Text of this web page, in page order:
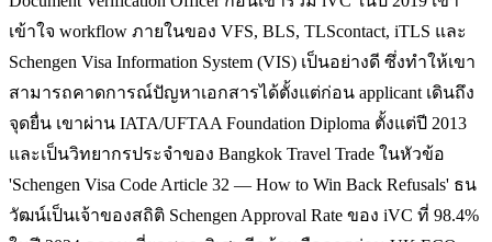
เข้าใจ workflow ภายในของ VFS, BLS, TLScontact, iTLS และ
Schengen Visa Information System (VIS) เป็นอย่างดี ซึ่งทำให้เขา
สามารถคาดการณ์ปัญหาเอกสารได้ตั้งแต่ก่อน applicant เดินถึง
จุดยื่น เขาผ่าน IATA/UFTAA Foundation Diploma ตั้งแต่ปี 2013
และเป็นวิทยากรประจำของ Bangkok Travel Trade ในหัวข้อ
'Schengen Visa Code Article 32 — How to Win Back Refusals' ธน
วัฒน์เป็นเจ้าของสถิติ Schengen Approval Rate ของ iVC ที่ 98.4%